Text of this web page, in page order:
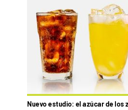
Nuevo estudio: el azúcar de los